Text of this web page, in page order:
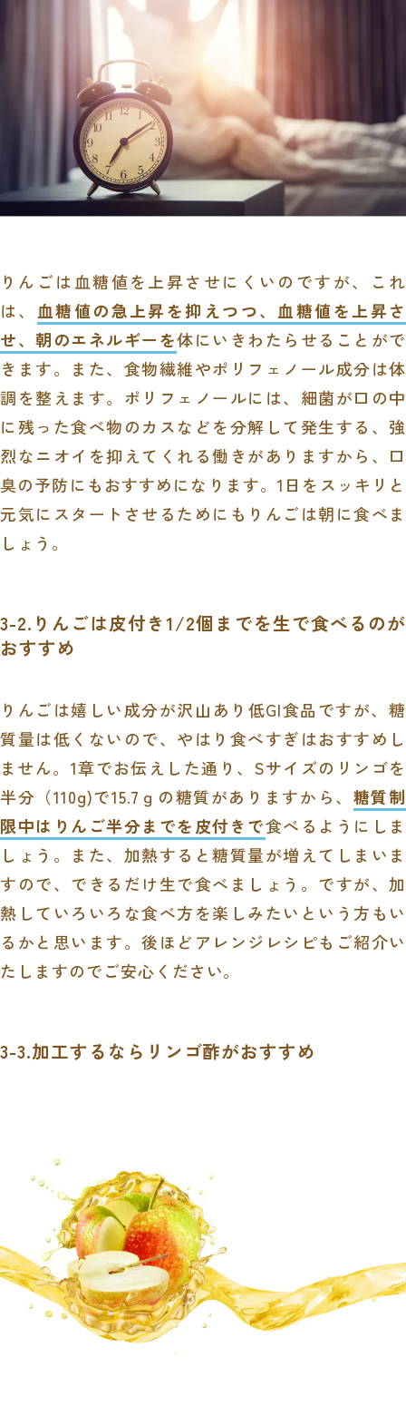
りんごは血糖値を上昇させにくいのですが、これ
は、 血糖値の急上昇を抑えつつ、血糖値を上昇さ
せ、朝のエネルギーを体にいきわたらせることがで
きます。また、食物繊維やポリフェノール成分は体
調を整えます。ポリフェノールには、細菌が口の中
に残った食べ物のカスなどを分解して発生する、強
烈なニオイを抑えてくれる働きがありますから、口
臭の予防にもおすすめになります。1日をスッキリと
元気にスタートさせるためにもりんごは朝に食べま
しょう。
3-2.りんごは皮付き1/2個までを生で食べるのが
おすすめ
りんごは嬉しい成分が沢山あり低GI食品ですが、糖
質量は低くないので、やはり食べすぎはおすすめし
ません。1章でお伝えした通り、Sサイズのリンゴを
半分（110g)で15.7ｇの糖質がありますから、 糖質制
限中はりんご半分までを皮付きで食べるようにしま
しょう。また、加熱すると糖質量が増えてしまいま
すので、できるだけ生で食べましょう。ですが、加
熱していろいろな食べ方を楽しみたいという方もい
るかと思います。後ほどアレンジレシピもご紹介い
たしますのでご安心ください。
3-3.加工するならリンゴ酢がおすすめ